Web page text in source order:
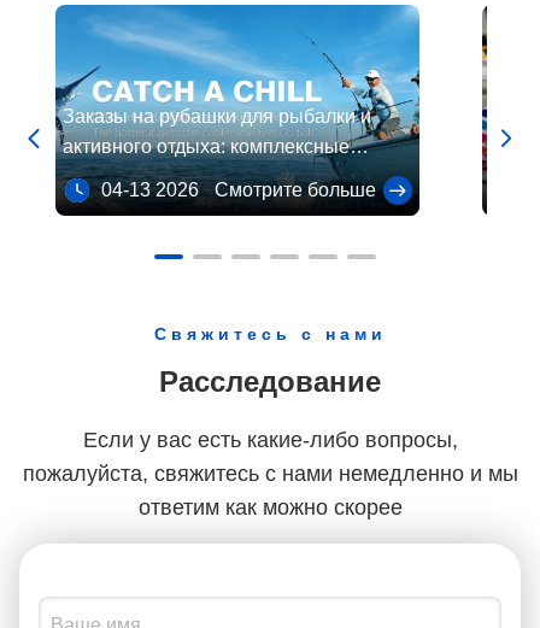
Заказы на рубашки для рыбалки и
активного отдыха: комплексные
индивидуальные решения упрощают
поиск товаров с множеством
04-13 2026 Смотрите больше
 
Свяжитесь с нами
Расследование
Если у вас есть какие-либо вопросы,
пожалуйста, свяжитесь с нами немедленно и мы
ответим как можно скорее